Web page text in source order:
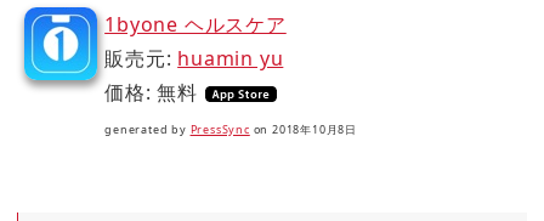
1byone ヘルスケア
販売元: huamin yu
価格: 無料
generated by PressSync on 2018年10月8日